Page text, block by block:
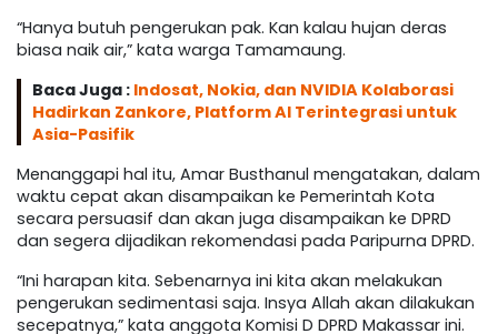
“Hanya butuh pengerukan pak. Kan kalau hujan deras
biasa naik air,” kata warga Tamamaung.
Baca Juga : Indosat, Nokia, dan NVIDIA Kolaborasi
Hadirkan Zankore, Platform AI Terintegrasi untuk
Asia-Pasifik
Menanggapi hal itu, Amar Busthanul mengatakan, dalam
waktu cepat akan disampaikan ke Pemerintah Kota
secara persuasif dan akan juga disampaikan ke DPRD
dan segera dijadikan rekomendasi pada Paripurna DPRD.
“Ini harapan kita. Sebenarnya ini kita akan melakukan
pengerukan sedimentasi saja. Insya Allah akan dilakukan
secepatnya,” kata anggota Komisi D DPRD Makassar ini.